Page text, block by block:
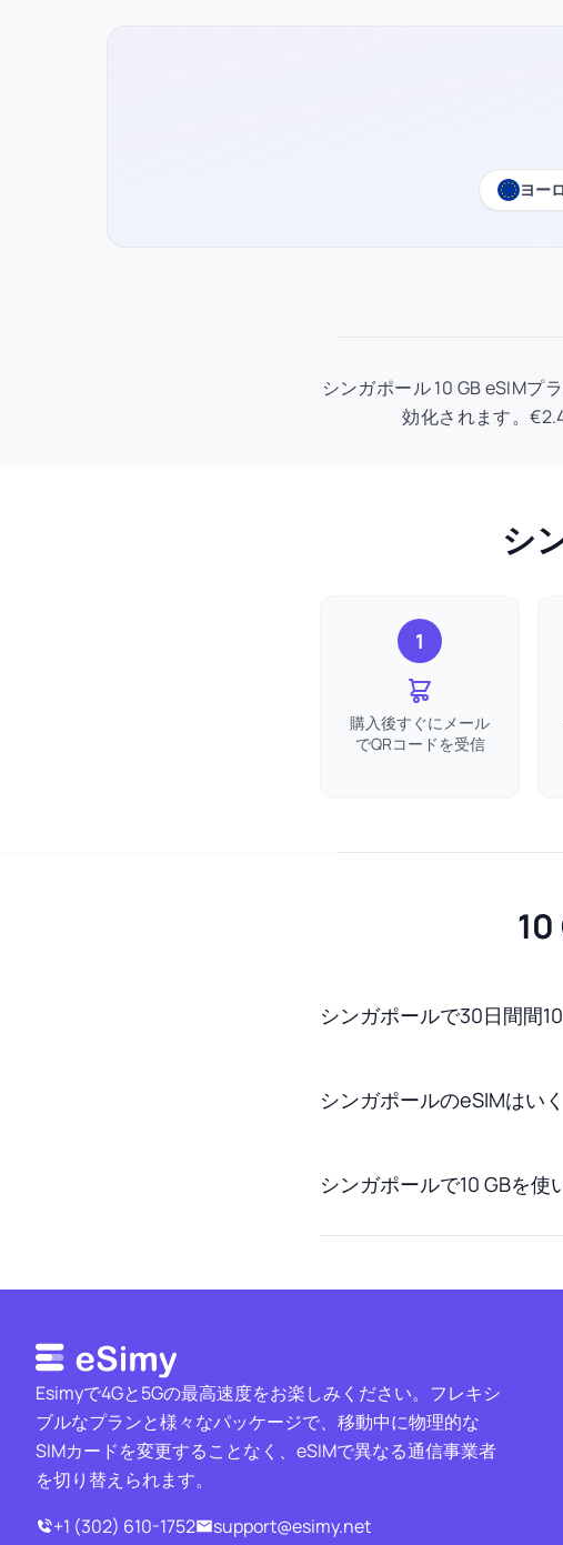
ヨー
シンガポール 10 GB eSIMプ
効化されます。
シ
1
購入後すぐにメール
でQRコードを受信
シンガポールで30日間間
シンガポールのeSIMはい
シンガポールで10 GBを
Esimyで4Gと5Gの最高速度をお楽しみください。フレキシ
ブルなプランと様々なパッケージで、移動中に物理的な
SIMカードを変更することなく、eSIMで異なる通信事業者
を切り替えられます。
+1 (302) 610-1752
support@esimy.net